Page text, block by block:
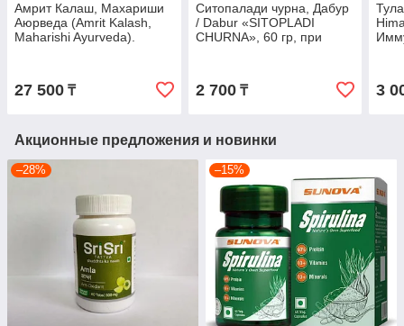
Амрит Калаш, Махариши
Аюрведа (Amrit Kalash,
Maharishi Ayurveda).
27 500 ₸
Ситопалади чурна, Дабур
/ Dabur «SITOPLADI
CHURNA», 60 гр, при
2 700₸ 3
Акционные предложения и новинки
–28% –15%